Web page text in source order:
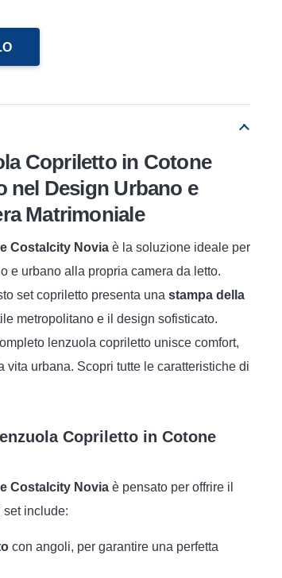
Copriletto in Cotone
nel Design Urbano e
Matrimoniale
Costalcity Novia è la soluzione ideale per
e urbano alla propria camera da letto.
set copriletto presenta una stampa della
metropolitano e il design sofisticato.
lenzuola copriletto unisce comfort,
vita urbana. Scopri tutte le caratteristiche di
Copriletto in Cotone
Costalcity Novia è pensato per offrire il
set include:
con angoli, per garantire una perfetta